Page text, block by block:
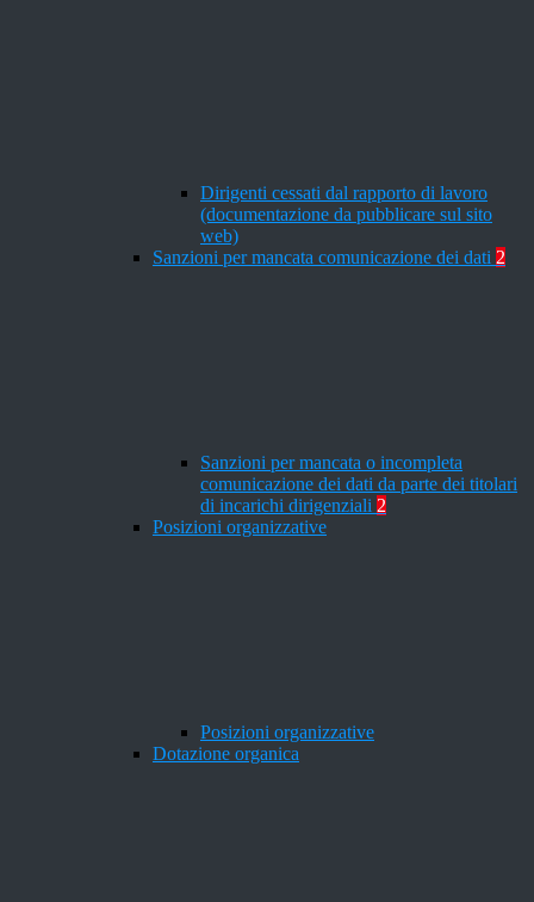
Dirigenti cessati dal rapporto di lavoro
(documentazione da pubblicare sul sito
web)
Sanzioni per mancata comunicazione dei dati 2
Sanzioni per mancata o incompleta
comunicazione dei dati da parte dei titolari
di incarichi dirigenziali 2
Posizioni organizzative
Posizioni organizzative
Dotazione organica